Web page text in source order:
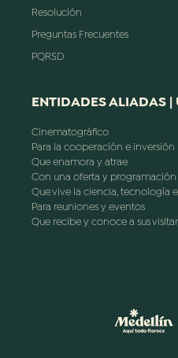
Resolución
Preguntas Frecuentes
PQRSD
ENTIDADES ALIADAS |
Cinematográfico
Para la cooperación e inversión
Que enamora y atrae
Con una oferta y
Que vive la ciencia, tecnología
Para reuniones y eventos
Que recibe y conoce a sus